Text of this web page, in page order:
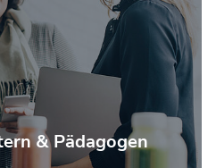
& Pädagogen